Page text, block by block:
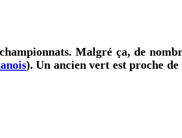
Malgré ça, de
). Un ancien vert est proche